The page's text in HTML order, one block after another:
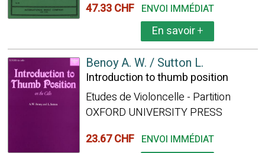
47.33 CHF ENVOI IMMÉDIAT
En savoir+
Benoy A. W. / Sutton L.
Introduction to thumb position
Etudes de Violoncelle - Partition
OXFORD UNIVERSITY PRESS
23.67 CHF ENVOI IMMÉDIAT